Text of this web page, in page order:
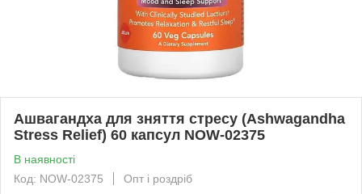
Ашвагандха для зняття стресу (Ashwagandha
Stress Relief) 60 капсул NOW-02375
В наявності
Код: NOW-02375
Опт і роздріб